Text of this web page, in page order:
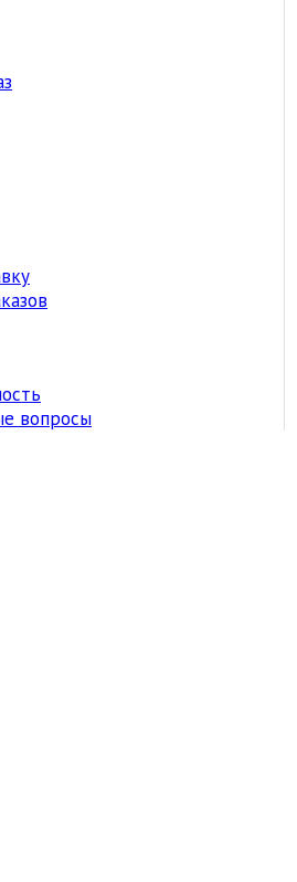
вопросы